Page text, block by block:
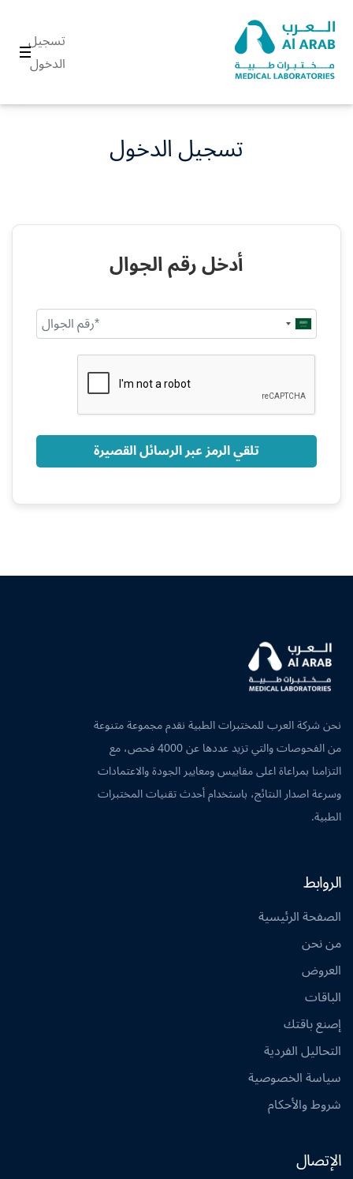
تسجيل
الدخول
تسجيل الدخول
أدخل رقم الجوال
Saudi
Arabia
تلقي الرمز عبر الرسائل القصيرة
نحن شركة العرب للمختبرات الطبية نقدم مجموعة متنوعة
من الفحوصات والتي تزيد عددها عن 4000 فحص، مع
التزامنا بمراعاة اعلى مقاييس ومعايير الجودة والاعتمادات
وسرعة اصدار النتائج، باستخدام أحدث تقنيات المختبرات
الطبية.
الروابط
الصفحة الرئيسية
من نحن
العروض
الباقات
إصنع باقتك
التحاليل الفردية
سياسة الخصوصية
شروط والأحكام
الإتصال